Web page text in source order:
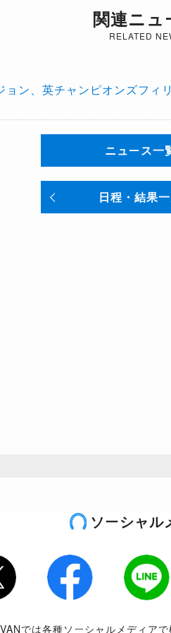
関連ニュ
RELATED
ョン、英チャンピオンズフィ
ニュース一
日程・結果
ソーシャル
LINE
では各種ソーシャルメディアで